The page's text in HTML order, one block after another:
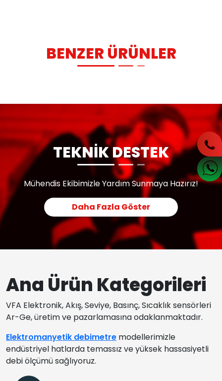
BENZER ÜRÜNLER
TEKNİK DESTEK
Mühendis Ekibimizle Yardım Sunmaya Hazırız!
Daha Fazla Göster
Ana Ürün Kategorileri
VFA Elektronik, Akış, Seviye, Basınç, Sıcaklık sensörleri
Ar-Ge, üretim ve pazarlamasına odaklanmaktadır.
Elektromanyetik debimetre modellerimizle
endüstriyel hatlarda temassız ve yüksek hassasiyetli
debi ölçümü sağlıyoruz.